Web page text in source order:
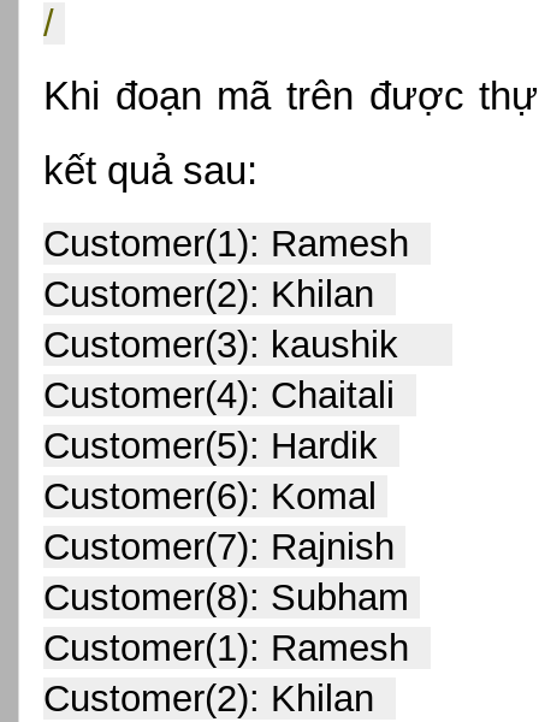
/
Khi đoạn mã trên được
kết quả sau:
Customer(1): Ramesh
Customer(2): Khilan
Customer(3): kaushik
Customer(4): Chaitali
Customer(5): Hardik
Customer(6): Komal
Customer(7): Rajnish
Customer(8): Subham
Customer(1): Ramesh
Customer(2): Khilan